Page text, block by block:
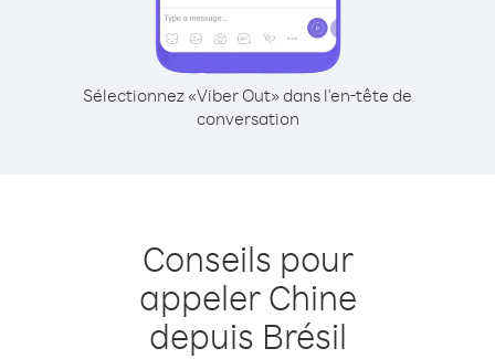
Sélectionnez «Viber Out» dans l'en-tête de
conversation
Conseils pour
appeler Chine
depuis Brésil